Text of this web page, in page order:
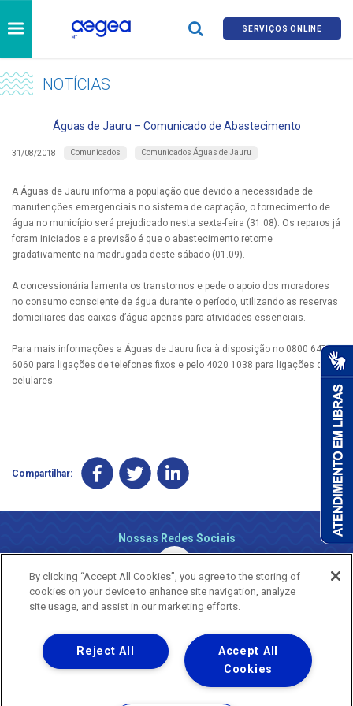
SERVIÇOS ONLINE
NOTÍCIAS
Águas de Jauru – Comunicado de Abastecimento
31/08/2018 Comunicados Comunicados Águas de Jauru
A Águas de Jauru informa a população que devido a necessidade de
manutenções emergenciais no sistema de captação, o fornecimento de
água no município será prejudicado nesta sexta-feira (31.08). Os reparos já
foram iniciados e a previsão é que o abastecimento retorne
gradativamente na madrugada deste sábado (01.09).
A concessionária lamenta os transtornos e pede o apoio dos moradores
no consumo consciente de água durante o período, utilizando as reservas
domiciliares das caixas-d’água apenas para atividades essenciais.
Para mais informações a Águas de Jauru fica à disposição no 0800 647
6060 para ligações de telefones fixos e pelo 4020 1038 para ligações de
celulares.
Compartilhar:
Nossas Redes Sociais
Uma empresa
Copyright ® 2026 - Todos os Direitos Reservados.
Nossa natureza movimenta a vida
By clicking “Accept All Cookies”, you agree to the storing of
cookies on your device to enhance site navigation, analyze
site usage, and assist in our marketing efforts.
Accept All
Cookies
Reject All